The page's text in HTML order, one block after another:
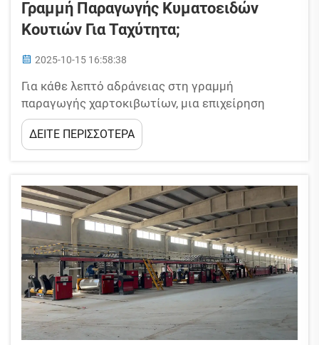
Γραμμή Παραγωγής Κυματοειδών
Κουτιών Για Ταχύτητα;
2025-10-15 16:58:38
Για κάθε λεπτό αδράνειας στη γραμμή
παραγωγής χαρτοκιβωτίων, μια επιχείρηση
κατασκευής χαρτοκιβωτίων χάνει κέρδη. Εκτός
από την αδυναμία τήρησης των προθεσμιών
παραγγελιών, η αργή παραγωγή αυξάνει το
βελτιστοποίηση της παραγωγής...
ΔΕΙΤΕ ΠΕΡΙΣΣΟΤΕΡΑ